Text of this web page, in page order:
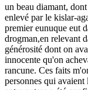
un beau diamant,
enlevé par le kislar-
premier eunuque eut
drogman,en relevant
générosité dont on
innocente qu'on
rancune. Ces faits
personnes qui